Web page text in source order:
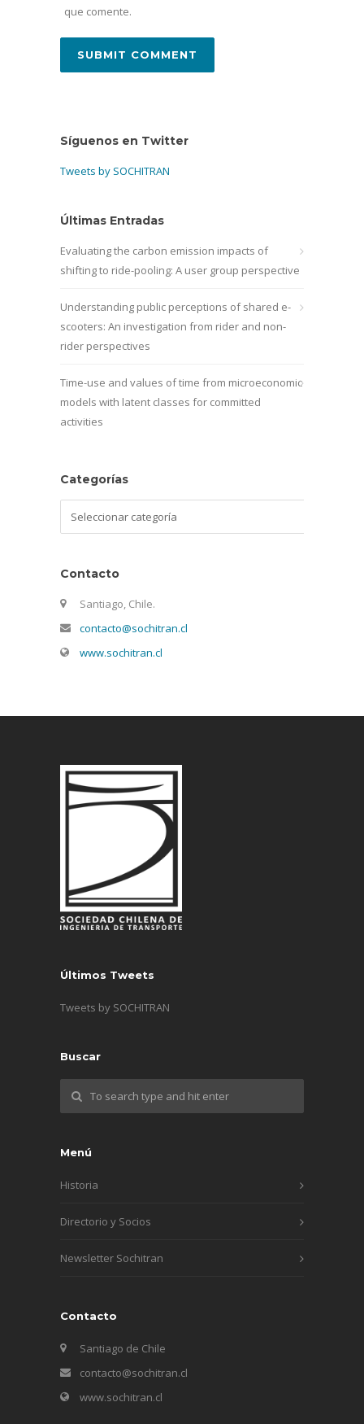
que comente.
Síguenos en Twitter
Tweets by SOCHITRAN
Últimas Entradas
Evaluating the carbon emission impacts of
shifting to ride-pooling: A user group perspective
Understanding public perceptions of shared e-
scooters: An investigation from rider and non-
rider perspectives
Time-use and values of time from microeconomic
models with latent classes for committed
activities
Categorías
Contacto
Santiago, Chile.
contacto@sochitran.cl
www.sochitran.cl
Últimos Tweets
Tweets by SOCHITRAN
Buscar
Menú
Historia
Directorio y Socios
Newsletter Sochitran
Contacto
Santiago de Chile
contacto@sochitran.cl
www.sochitran.cl